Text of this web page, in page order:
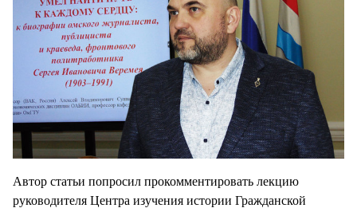
Автор статьи попросил прокомментировать лекцию
руководителя Центра изучения истории Гражданской